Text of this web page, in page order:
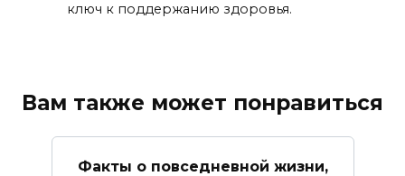
ключ к поддержанию здоровья.
Вам также может понравиться
Факты о повседневной жизни,